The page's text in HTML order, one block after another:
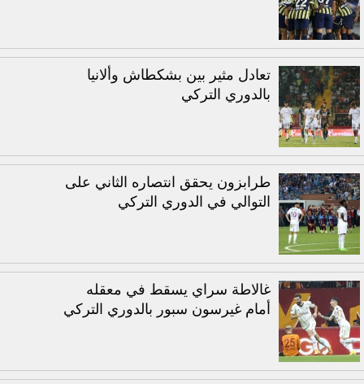
تعادل مثير بين بشكطاش وألانيا
بالدوري التركي
طرابزون يحقق انتصاره الثاني على
التوالي في الدوري التركي
غالاطة سراي يسقط في معقله
أمام غيرسون سبور بالدوري التركي